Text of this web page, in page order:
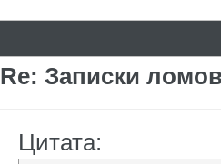
Re: Записки
Цитата: